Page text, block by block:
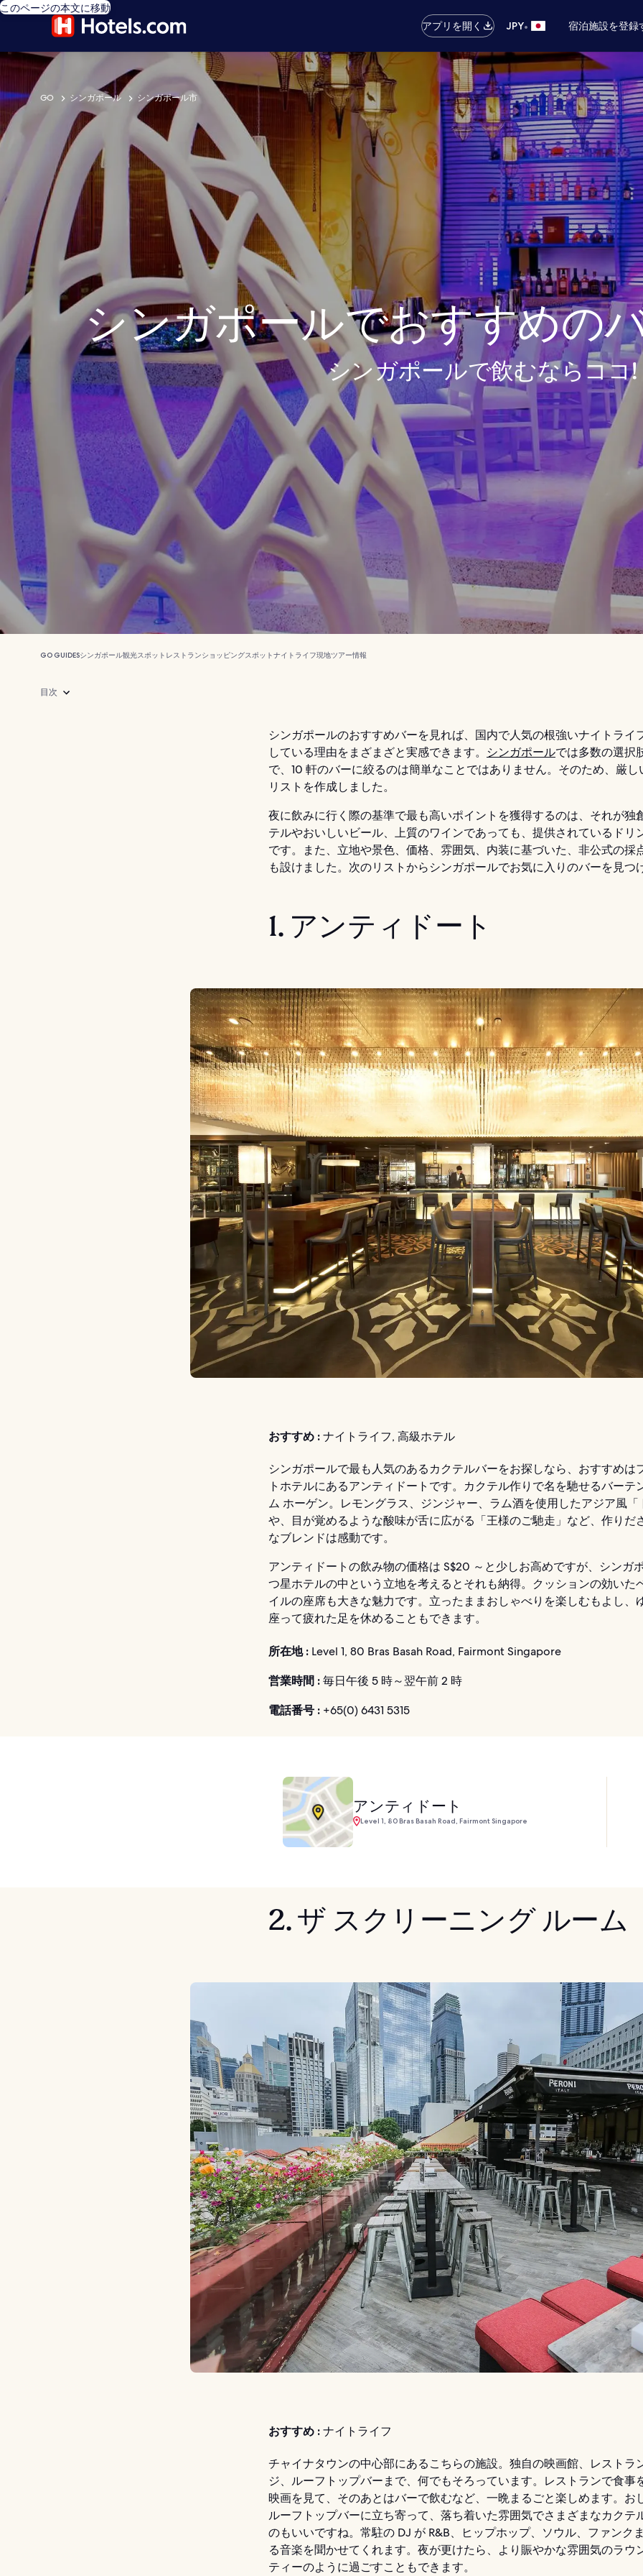
このページの本文に移動
アプリを開く
JPY• 宿泊施設を登録
GO シンガポール シンガポール市
シンガポールでおすすめの
シンガポールで飲むならココ!
GO GUIDESシンガポール観光スポット レストランショッピングスポットナイトライフ現地ツアー情報
目次
シンガポールのおすすめバーを見れば、国内で人気の根強いナイトライ
している理由をまざまざと実感できます。 シンガポールでは多数の選択
で、10 軒のバーに絞るのは簡単なことではありません。そのため、厳し
リストを作成しました。
夜に飲みに行く際の基準で最も高いポイントを獲得するのは、それが独
テルやおいしいビール、上質のワインであっても、提供されているドリ
です。また、立地や景色、価格、雰囲気、内装に基づいた、非公式の採
も設けました。次のリストからシンガポールでお気に入りのバーを見つ
1. アンティドート
おすすめ : ナイトライフ, 高級ホテル
シンガポールで最も人気のあるカクテルバーをお探しなら、おすすめは
トホテルにあるアンティドートです。カクテル作りで名を馳せるバーテ
ム ホーゲン。レモングラス、ジンジャー、ラム酒を使用したアジア風「
や、目が覚めるような酸味が舌に広がる「王様のご馳走」など、作りだ
なブレンドは感動です。
アンティドートの飲み物の価格は S$20 ～と少しお高めですが、シンガ
つ星ホテルの中という立地を考えるとそれも納得。クッションの効いた
イルの座席も大きな魅力です。立ったままおしゃべりを楽しむもよし、
座って疲れた足を休めることもできます。
所在地 : Level 1, 80 Bras Basah Road, Fairmont Singapore
営業時間 : 毎日午後 5 時～翌午前 2 時
電話番号 : +65(0) 6431 5315
アンティドート
Level 1, 80 Bras Basah Road, Fairmont Singapore
2. ザ スクリーニング ルーム
おすすめ : ナイトライフ
チャイナタウンの中心部にあるこちらの施設。独自の映画館、レストラ
ジ、ルーフトップバーまで、何でもそろっています。レストランで食事
映画を見て、そのあとはバーで飲むなど、一晩まるごと楽しめます。お
ルーフトップバーに立ち寄って、落ち着いた雰囲気でさまざまなカクテ
のもいいですね。常駐の DJ が R&B、ヒップホップ、ソウル、ファンク
る音楽を聞かせてくれます。夜が更けたら、より賑やかな雰囲気のラウ
ティーのように過ごすこともできます。